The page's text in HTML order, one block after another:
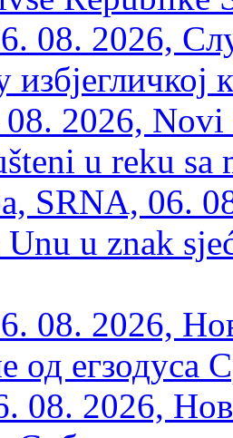
08. 2026,
избјегличкој
2026, Novi
u reku sa
SRNA, 06.
u znak
08. 2026,
од егзодуса
08. 2026,